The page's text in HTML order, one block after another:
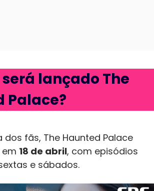
lançado The
Palace?
dos fãs, The Haunted Palace
18 de abril, com episódios
e sábados.